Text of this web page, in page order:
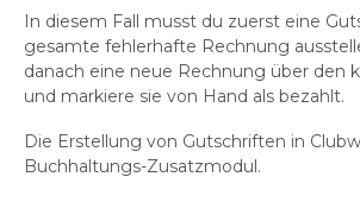
In diesem Fall musst du zuerst eine
gesamte fehlerhafte Rechnung
danach eine neue Rechnung über den
und markiere sie von Hand als bezahlt.
Die Erstellung von Gutschriften in
Buchhaltungs-Zusatzmodul.